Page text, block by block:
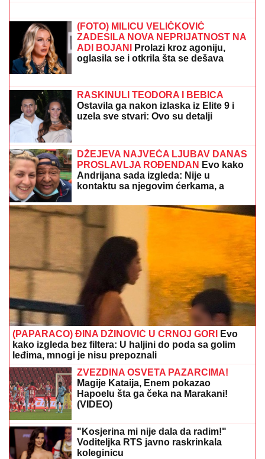
da odustajem"
"Kriminalci plaču kad me vide!" Mnogi ne znaju čime
se nekadašnji voditelj Lude kuće bavi daleko od
Srbije
RAZBIJENA ŠOFERKA, STAKLO I
ISEČENA RUKA
Asmin i Maja se
nakon skandala snimili u kolima:
"Moja jedina ljubav"
Finci totalno "ohladili" Ukrajinu: Evo
šta će biti sa sistermimima "patriot"
ŽENI SE DEJAN STANKOVIĆ KRALJ!Prelepa
doktorka u raskošnoj venčanici, on u odelu sa